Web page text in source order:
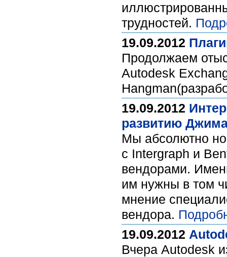
трудностей.
19.09.2012
Продолжаем
Autodesk
19.09.2012
развитию
Мы абсолютно
с Intergraph и
вендорами.
им нужны в том
мнение
вендора.
19.09.2012
Вчера Autodesk